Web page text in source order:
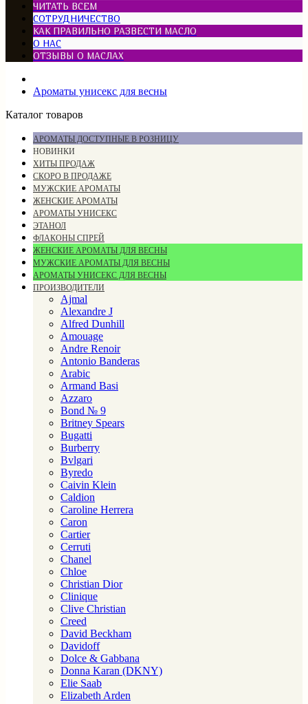
ЧИТАТЬ ВСЕМ
СОТРУДНИЧЕСТВО
КАК ПРАВИЛЬНО РАЗВЕСТИ МАСЛО
О НАС
ОТЗЫВЫ О МАСЛАХ
Ароматы унисекс для весны
Каталог товаров
АРОМАТЫ ДОСТУПНЫЕ В РОЗНИЦУ
НОВИНКИ
ХИТЫ ПРОДАЖ
СКОРО В ПРОДАЖЕ
МУЖСКИЕ АРОМАТЫ
ЖЕНСКИЕ АРОМАТЫ
АРОМАТЫ УНИСЕКС
ЭТАНОЛ
ФЛАКОНЫ СПРЕЙ
ЖЕНСКИЕ АРОМАТЫ ДЛЯ ВЕСНЫ
МУЖСКИЕ АРОМАТЫ ДЛЯ ВЕСНЫ
АРОМАТЫ УНИСЕКС ДЛЯ ВЕСНЫ
ПРОИЗВОДИТЕЛИ
Ajmal
Alexandre J
Alfred Dunhill
Amouage
Andre Renoir
Antonio Banderas
Arabic
Armand Basi
Azzaro
Bond № 9
Britney Spears
Bugatti
Burberry
Bvlgari
Byredo
Caivin Klein
Caldion
Caroline Herrera
Caron
Cartier
Cerruti
Chanel
Chloe
Christian Dior
Clinique
Clive Christian
Creed
David Beckham
Davidoff
Dolce & Gabbana
Donna Karan (DKNY)
Elie Saab
Elizabeth Arden